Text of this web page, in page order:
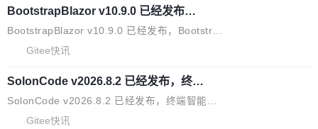
代码评审及自动化运维的全面落地夯实了“一体
化”的基座。 新版本将为用户带来更好的使用体
验和更高的工作效率，感谢大家一直以来的支持
务！ 新增功能点 DevOps： 采用自研代码托管
平台，支持一站式安装，提供从代码提交到交付
器。HTTP 引擎是一个独立插件。你选一个，或
者选两个，不同环境之间切换，一行应用代码都
不用改。 下面快速过一下 10 种 HTTP 服务器
依赖替换 在 Solon 里换 HTTP 服务器就是改 po
m.xml 里一个依赖，别的什么都不用动。 <depe
BootstrapBlazor v10.9.0 已经发布，B
ootstrap 样式的 Blazor UI 组件库
BootstrapBlazor v10.9.0 已经发布，Bootstrap
样式的 Blazor UI 组件库 此版本更新内容包括：
lter): 增加暗黑主题支持 by @ArgoZhang in htt
ps://github.com/dotnetcore/BootstrapBlazor/p
ull/8239 fix(Camera): 增加 exact 显式设置设备
Gitee快讯
SolonCode v2026.8.2 已经发布，终端
智能体
SolonCode v2026.8.2 已经发布，终端智能体
此版本更新内容包括： 优化 soloncode run 模
Gitee快讯